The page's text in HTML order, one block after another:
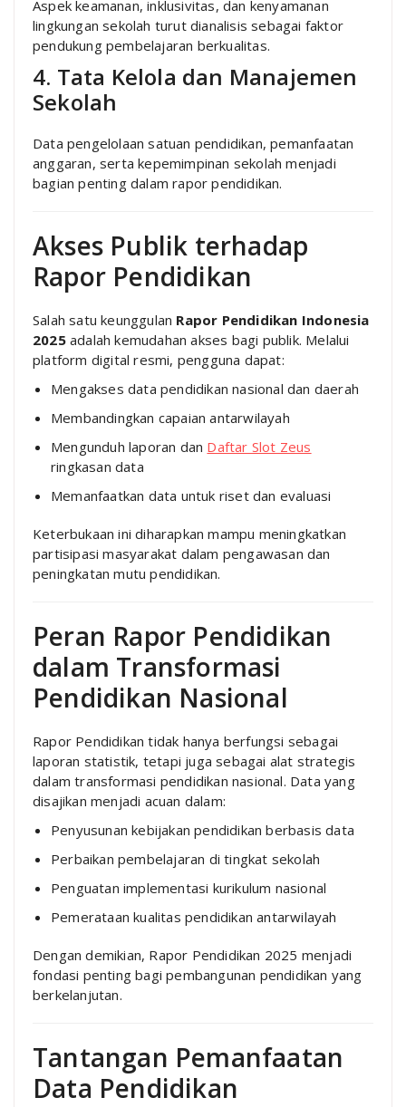
Aspek keamanan, inklusivitas, dan kenyamanan
lingkungan sekolah turut dianalisis sebagai faktor
pendukung pembelajaran berkualitas.
4. Tata Kelola dan Manajemen
Sekolah
Data pengelolaan satuan pendidikan, pemanfaatan
anggaran, serta kepemimpinan sekolah menjadi
bagian penting dalam rapor pendidikan.
Akses Publik terhadap
Rapor Pendidikan
Salah satu keunggulan Rapor Pendidikan Indonesia
2025adalah kemudahan akses bagi publik. Melalui
platform digital resmi, pengguna dapat:
Mengakses data pendidikan nasional dan daerah
Membandingkan capaian antarwilayah
Mengunduh laporan dan Daftar Slot Zeus
ringkasan data
Memanfaatkan data untuk riset dan evaluasi
Keterbukaan ini diharapkan mampu meningkatkan
partisipasi masyarakat dalam pengawasan dan
peningkatan mutu pendidikan.
Peran Rapor Pendidikan
dalam Transformasi
Pendidikan Nasional
Rapor Pendidikan tidak hanya berfungsi sebagai
laporan statistik, tetapi juga sebagai alat strategis
dalam transformasi pendidikan nasional. Data yang
disajikan menjadi acuan dalam:
Penyusunan kebijakan pendidikan berbasis data
Perbaikan pembelajaran di tingkat sekolah
Penguatan implementasi kurikulum nasional
Pemerataan kualitas pendidikan antarwilayah
Dengan demikian, Rapor Pendidikan 2025 menjadi
fondasi penting bagi pembangunan pendidikan yang
berkelanjutan.
Tantangan Pemanfaatan
Data Pendidikan